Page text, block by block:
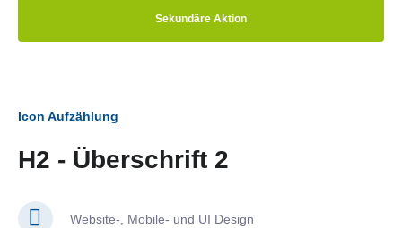
Sekundäre Aktion
Icon Aufzählung
H2 - Überschrift 2
Website-, Mobile- und UI Design